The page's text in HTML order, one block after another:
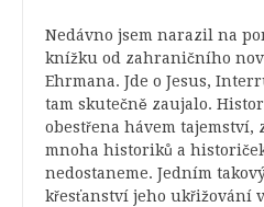
Nedávno jsem narazil na
knížku od zahraničního
Ehrmana. Jde o Jesus,
tam skutečně zaujalo.
obestřena hávem tajemství,
mnoha historiků a
nedostaneme. Jedním
křesťanství jeho ukřižování